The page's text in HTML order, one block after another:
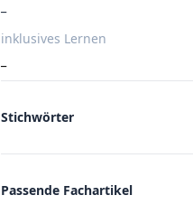
inklusives Lernen
Stichwörter
Passende Fachartikel